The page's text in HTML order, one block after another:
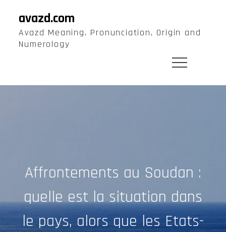
content
avazd.com
Avazd Meaning, Pronunciation, Origin and
Numerology
Affrontements au Soudan :
quelle est la situation dans
le pays, alors que les Etats-